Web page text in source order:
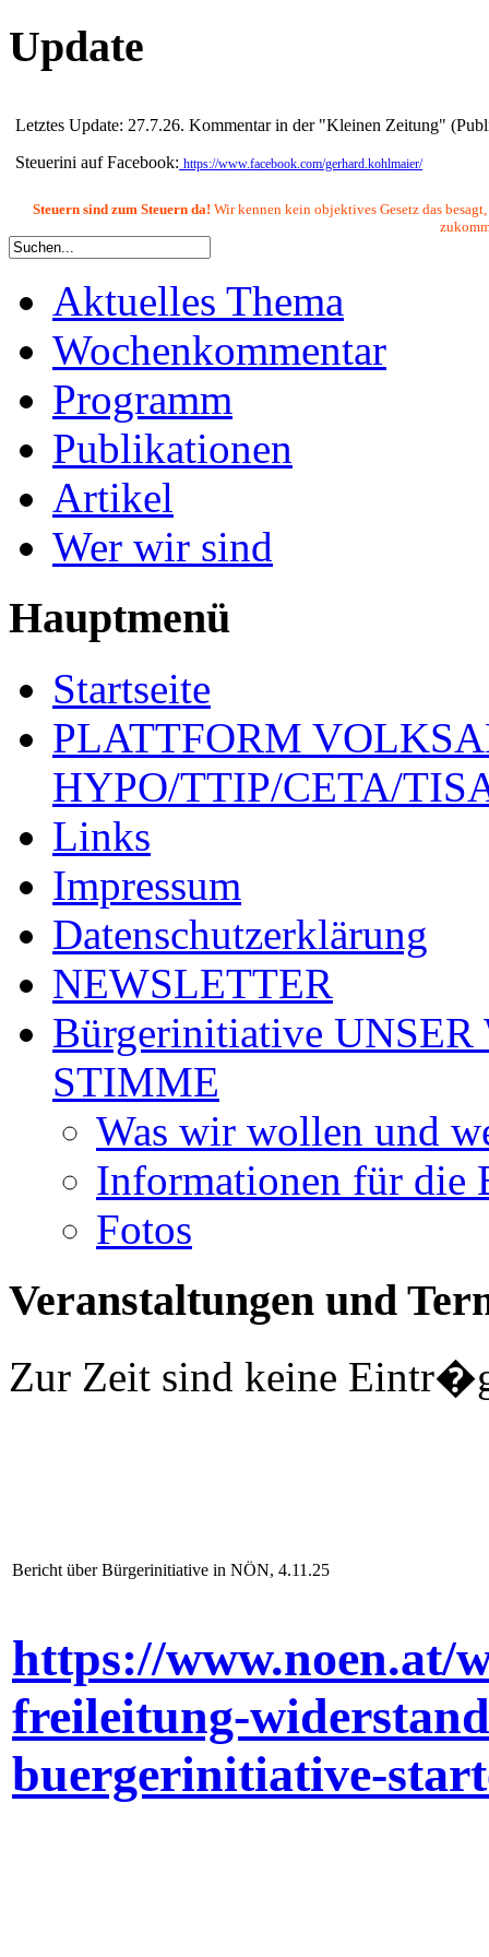
Update
Letztes Update: 27.7.26. Kommentar in der "Kleinen Zeitung"
Steuerini auf Facebook: https://www.facebook.com/gerhard.kohlmaier/
Steuern sind zum Steuern da! Wir kennen kein objektives Gesetz das
Aktuelles Thema
Wochenkommentar
Programm
Publikationen
Artikel
Wer wir sind
Hauptmenü
Startseite
PLATTFORM
HYPO/TTIP/CETA/
Links
Impressum
Datenschutzerklärung
NEWSLETTER
Bürgerinitiative
STIMME
Was wir wollen und
Informationen für die
Fotos
Veranstaltungen und
Zur Zeit sind keine
Bericht über Bürgerinitiative in NÖN, 4.11.25
https://www.noen.at/
freileitung-
buergerinitiative-